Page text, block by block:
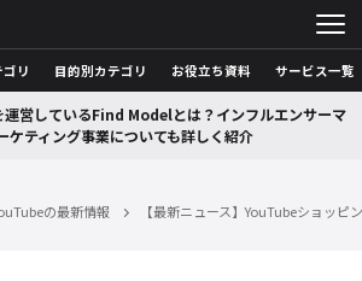
リ 目的別カテゴリ お役立ち資料 サービス一覧
運営しているFind Modelとは？インフルエンサーマ
ケティング事業についても詳しく紹介
の最新情報 【最新ニュース】YouTubeショッ